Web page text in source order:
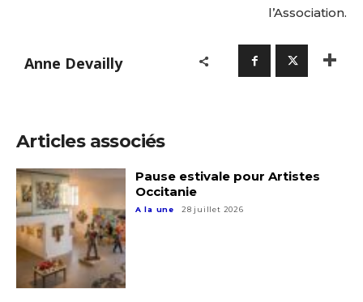
l’Association.
Anne Devailly
Articles associés
Pause estivale pour Artistes
Occitanie
A la une 28 juillet 2026